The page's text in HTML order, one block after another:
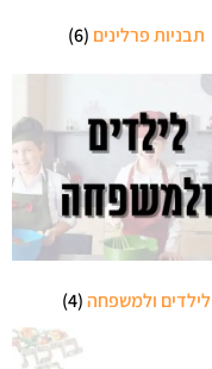
תבניות פרלינים (6)
לילדים ולמשפחה(4)